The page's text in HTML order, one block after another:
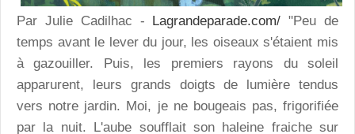
Par Julie Cadilhac - Lagrandeparade.com/ "Peu de
temps avant le lever du jour, les oiseaux s'étaient mis
à gazouiller. Puis, les premiers rayons du soleil
apparurent, leurs grands doigts de lumière tendus
vers notre jardin. Moi, je ne bougeais pas, frigorifiée
par la nuit. L'aube soufflait son haleine fraiche sur